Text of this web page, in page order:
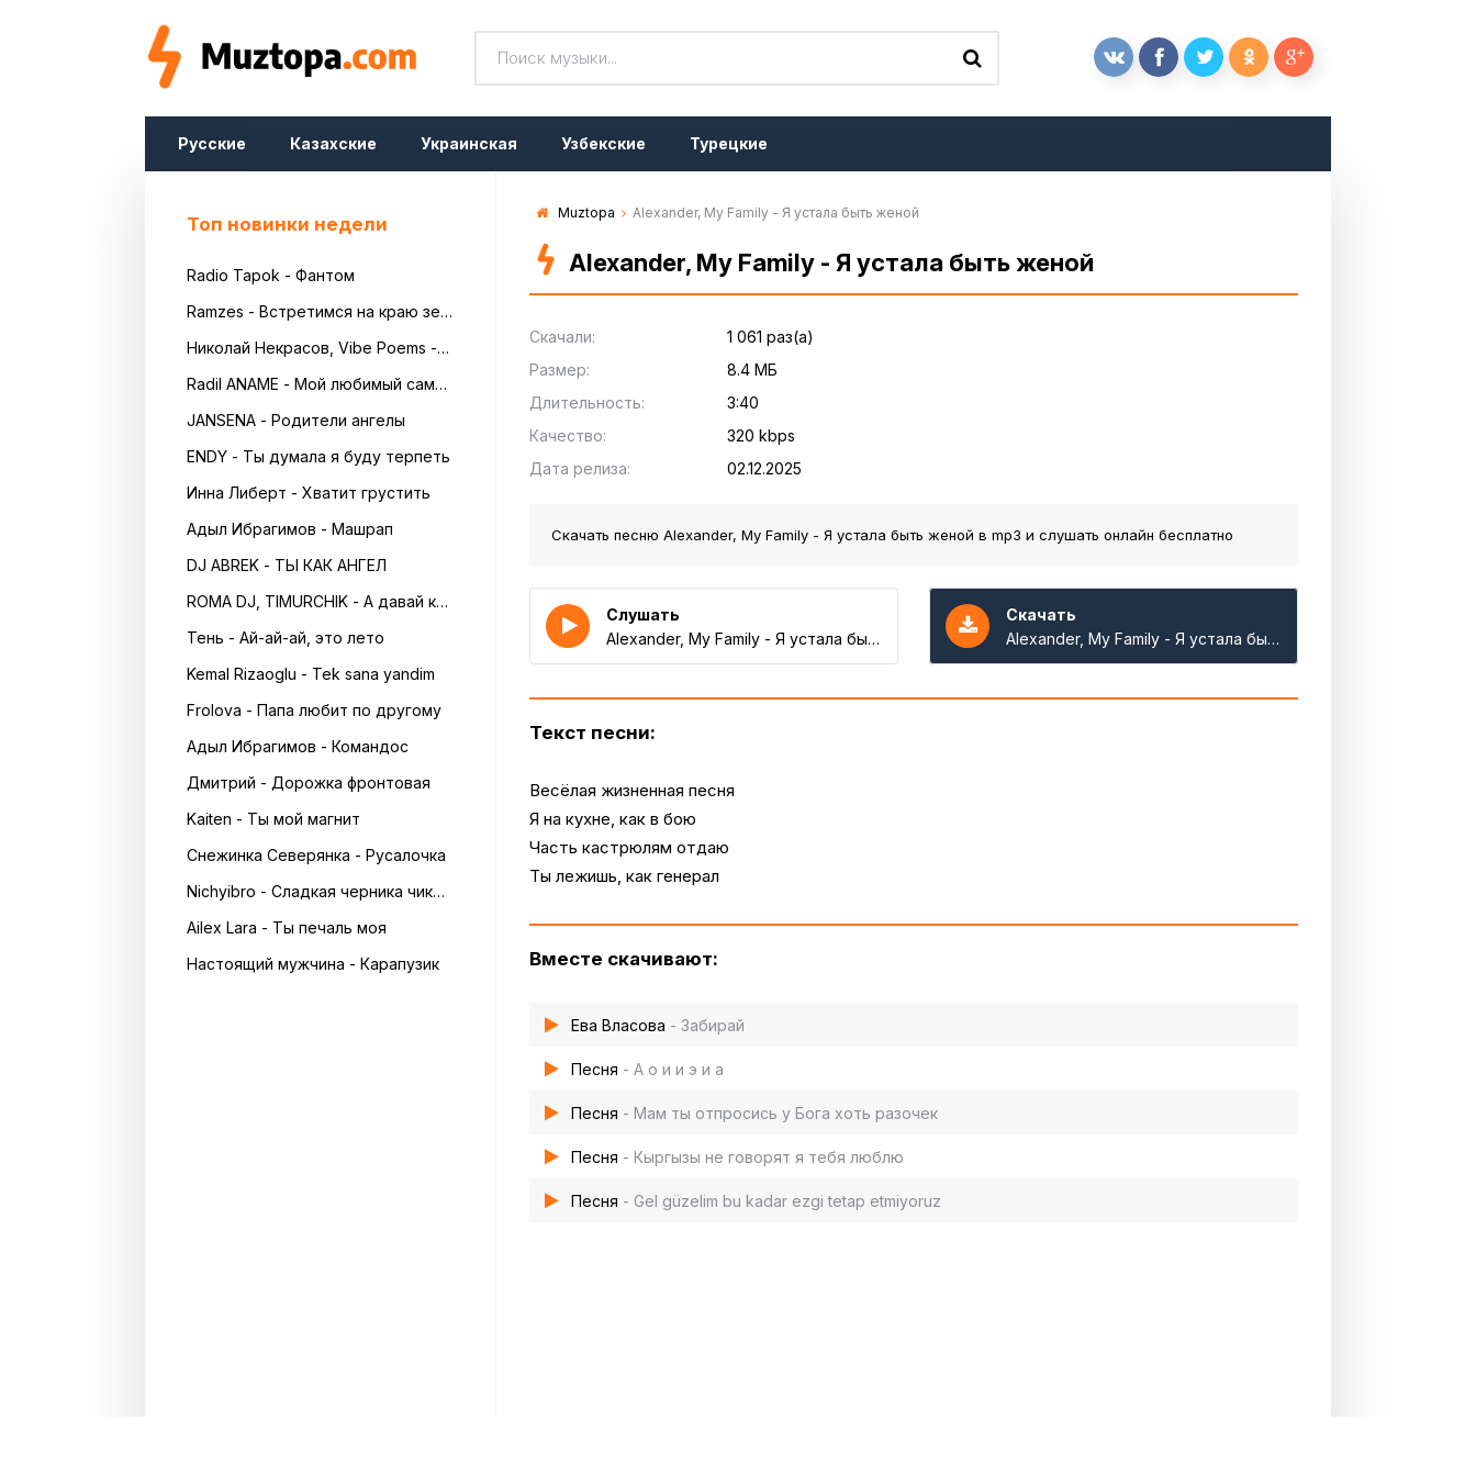
Русские Казахские Украинская Узбекские Турецкие
Топ новинки недели
Radio Tapok - Фантом
Ramzes - Встретимся на краю земли
Николай Некрасов, Vibe Poems - Русь
Radil ANAME - Мой любимый самый красивый
JANSENA - Родители ангелы
ENDY - Ты думала я буду терпеть
Инна Либерт - Хватит грустить
Адыл Ибрагимов - Машрап
DJ ABREK - ТЫ КАК АНГЕЛ
ROMA DJ, TIMURCHIK - А давай кружитись в танці
Тень - Ай-ай-ай, это лето
Kemal Rizaoglu - Tek sana yandim
Frolova - Папа любит по другому
Адыл Ибрагимов - Командос
Дмитрий - Дорожка фронтовая
Kaiten - Ты мой магнит
Снежинка Северянка - Русалочка
Nichyibro - Сладкая черника чика чика
Ailex Lara - Ты печаль моя
Настоящий мужчина - Карапузик
Muztopa Alexander, My Family - Я устала быть женой
Alexander, My Family - Я устала быть женой
Скачали:
1 061 раз(а)
Размер:
8.4 МБ
Длительность:
3:40
Качество:
320 kbps
Дата релиза:
02.12.2025
Скачать песню Alexander, My Family - Я устала быть женой в mp3 и слушать онлайн бесплатно
Слушать
Alexander, My Family - Я устала быть женой
Скачать
Alexander, My Family - Я устала быть женой
Текст песни:
Весёлая жизненная песня
Я на кухне, как в бою
Часть кастрюлям отдаю
Ты лежишь, как генерал
Вместе скачивают:
Ева Власова - Забирай
Песня - А о и и э и а
Песня - Мам ты отпросись у Бога хоть разочек
Песня - Кыргызы не говорят я тебя люблю
Песня - Gel güzelim bu kadar ezgi tetap etmiyoruz